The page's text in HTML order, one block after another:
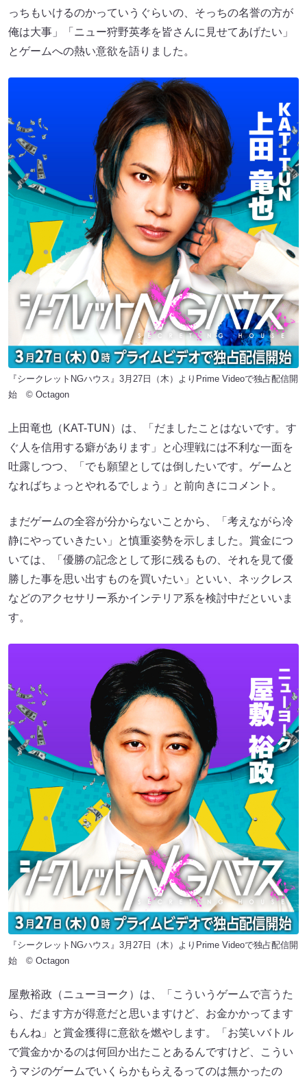
っちもいけるのかっていうぐらいの、そっちの名誉の方が
俺は大事」「ニュー狩野英孝を皆さんに見せてあげたい」
とゲームへの熱い意欲を語りました。
『シークレットNGハウス』3月27日（木）よりPrime Videoで独占配信開
始 © Octagon
上田竜也（KAT-TUN）は、「だましたことはないです。す
ぐ人を信用する癖があります」と心理戦には不利な一面を
吐露しつつ、「でも願望としては倒したいです。ゲームと
なればちょっとやれるでしょう」と前向きにコメント。
まだゲームの全容が分からないことから、「考えながら冷
静にやっていきたい」と慎重姿勢を示しました。賞金につ
いては、「優勝の記念として形に残るもの、それを見て優
勝した事を思い出すものを買いたい」といい、ネックレス
などのアクセサリー系かインテリア系を検討中だといいま
す。
『シークレットNGハウス』3月27日（木）よりPrime Videoで独占配信開
始 © Octagon
屋敷裕政（ニューヨーク）は、「こういうゲームで言うた
ら、だます方が得意だと思いますけど、お金かかってます
もんね」と賞金獲得に意欲を燃やします。「お笑いバトル
で賞金かかるのは何回か出たことあるんですけど、こうい
うマジのゲームでいくらかもらえるってのは無かったの